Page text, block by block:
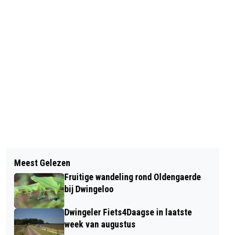
COOP SUPERMARKT KOEKANGE
KRIJGT NIEUWE EIGENAARS EN
WORDT BOON'S DAGMARKT
MUZIEK ROND DE BALTISCHE ZEE UIT
DE 19E EN 20E EEUW IN KERK
BLIJDENSTEIN
Meest Gelezen
Fruitige wandeling rond Oldengaerde
bij Dwingeloo
Dwingeler Fiets4Daagse in laatste
week van augustus